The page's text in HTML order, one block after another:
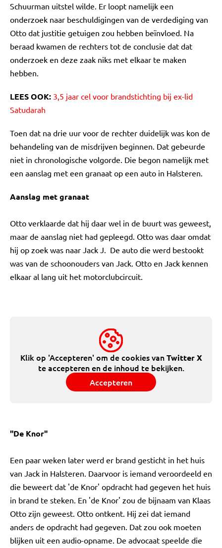
Schuurman uitstel wilde. Er loopt namelijk een
onderzoek naar beschuldigingen van de verdediging van
Otto dat justitie getuigen zou hebben beïnvloed. Na
beraad kwamen de rechters tot de conclusie dat dat
onderzoek en deze zaak niks met elkaar te maken
hebben.
LEES OOK: 3,5 jaar cel voor brandstichting bij ex-lid
Satudarah
Toen dat na drie uur voor de rechter duidelijk was kon de
behandeling van de misdrijven beginnen. Dat gebeurde
niet in chronologische volgorde. Die begon namelijk met
een aanslag met een granaat op een auto in Halsteren.
Aanslag met granaat
Otto verklaarde dat hij daar wel in de buurt was geweest,
maar de aanslag niet had gepleegd. Otto was daar omdat
hij op zoek was naar Jack J. De auto die werd bestookt
was van de schoonouders van Jack. Otto en Jack kennen
elkaar al lang uit het motorclubcircuit.
Klik op 'Accepteren' om de cookies vanTwitter X
te accepteren en de inhoud te bekijken.
Accepteren
"De Knor"
Een paar weken later werd er brand gesticht in het huis
van Jack in Halsteren. Daarvoor is iemand veroordeeld en
die beweert dat 'de Knor' opdracht had gegeven het huis
in brand te steken. En 'de Knor' zou de bijnaam van Klaas
Otto zijn geweest. Otto ontkent. Hij zei dat iemand
anders de opdracht had gegeven. Dat zou ook moeten
blijken uit een audio-opname. De advocaat speelde die